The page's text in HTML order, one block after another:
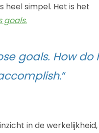
heel simpel. Het is het
goals.
goals. How do I
“
in de werkelijkheid,